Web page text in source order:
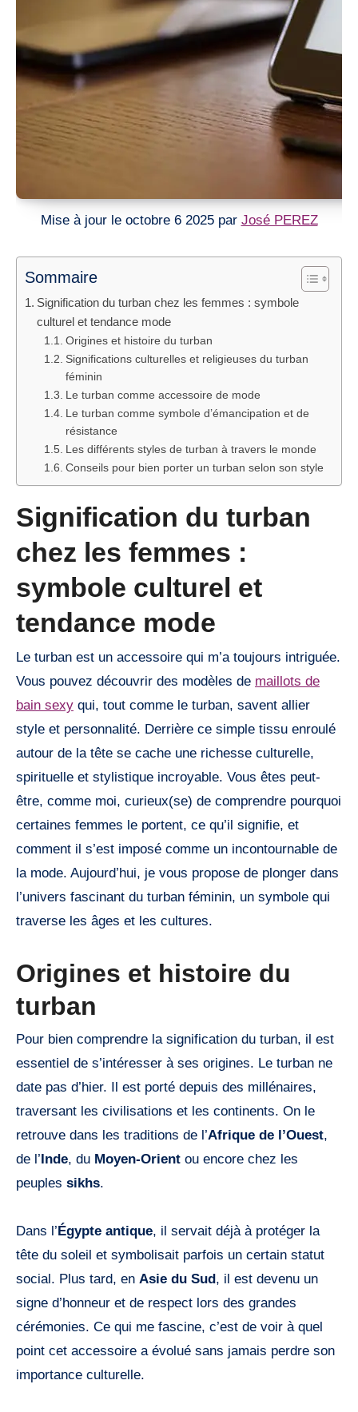
Mise à jour le octobre 6 2025 par José PEREZ
Sommaire
Signification du turban chez les femmes : symbole
culturel et tendance mode
Origines et histoire du turban
Significations culturelles et religieuses du turban
féminin
Le turban comme accessoire de mode
Le turban comme symbole d’émancipation et de
résistance
Les différents styles de turban à travers le monde
Conseils pour bien porter un turban selon son style
Signification du turban
chez les femmes :
symbole culturel et
tendance mode
Le turban est un accessoire qui m’a toujours intriguée.
Vous pouvez découvrir des modèles de maillots de
bain sexy qui, tout comme le turban, savent allier
style et personnalité. Derrière ce simple tissu enroulé
autour de la tête se cache une richesse culturelle,
spirituelle et stylistique incroyable. Vous êtes peut-
être, comme moi, curieux(se) de comprendre pourquoi
certaines femmes le portent, ce qu’il signifie, et
comment il s’est imposé comme un incontournable de
la mode. Aujourd’hui, je vous propose de plonger dans
l’univers fascinant du turban féminin, un symbole qui
traverse les âges et les cultures.
Origines et histoire du
turban
Pour bien comprendre la signification du turban, il est
essentiel de s’intéresser à ses origines. Le turban ne
date pas d’hier. Il est porté depuis des millénaires,
traversant les civilisations et les continents. On le
retrouve dans les traditions de l’Afrique de l’Ouest,
de l’ Inde, du Moyen-Orient ou encore chez les
peuples sikhs.
Dans l’ Égypte antique, il servait déjà à protéger la
tête du soleil et symbolisait parfois un certain statut
social. Plus tard, en Asie du Sud , il est devenu un
signe d’honneur et de respect lors des grandes
cérémonies. Ce qui me fascine, c’est de voir à quel
point cet accessoire a évolué sans jamais perdre son
importance culturelle.